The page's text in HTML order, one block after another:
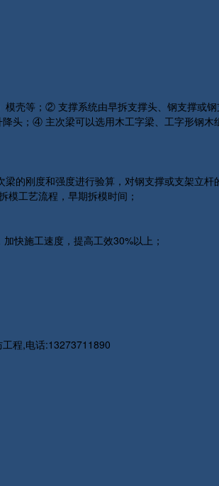
壳等；② 支撑系统由早拆支撑头、钢支撑或钢
头；④ 主次梁可以选用木工字梁、工字形钢
的刚度和强度进行验算，对钢支撑或支架立杆
工艺流程，早期拆模时间；
快施工速度，提高工效30%以上；
程,电话:13273711890